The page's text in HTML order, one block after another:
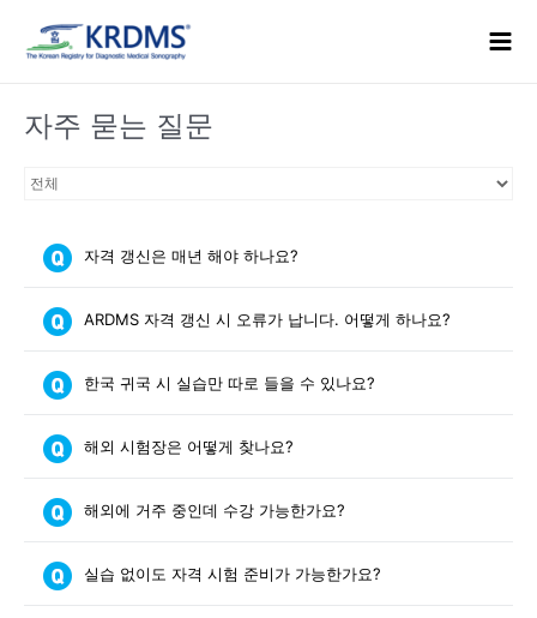
자주 묻는 질문
자격 갱신은 매년 해야 하나요?
ARDMS 자격 갱신 시 오류가 납니다. 어떻게 하나요?
한국 귀국 시 실습만 따로 들을 수 있나요?
해외 시험장은 어떻게 찾나요?
해외에 거주 중인데 수강 가능한가요?
실습 없이도 자격 시험 준비가 가능한가요?